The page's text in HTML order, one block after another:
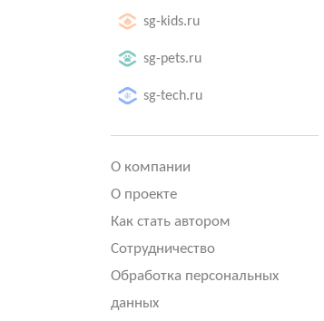
sg-kids.ru
sg-pets.ru
sg-tech.ru
О компании
О проекте
Как стать автором
Сотрудничество
Обработка персональных
данных